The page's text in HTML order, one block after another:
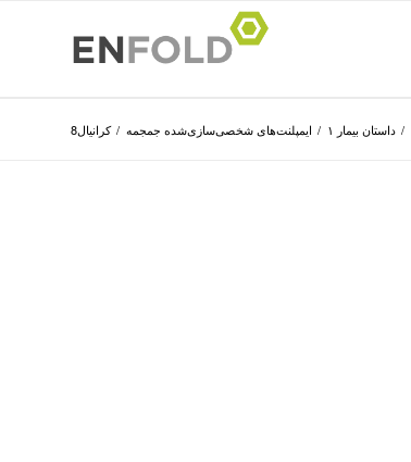
/ داستان بیمار ۱ / ایمپلنت­‌های شخصی‌سازی‌شده جمجمه / کرانیال8